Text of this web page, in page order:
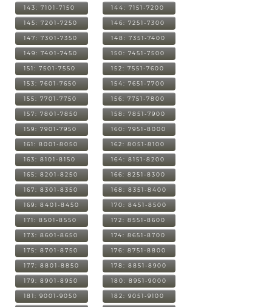
143: 7101-7150 144: 7151-7200
145: 7201-7250 146: 7251-7300
147: 7301-7350 148: 7351-7400
149: 7401-7450 150: 7451-7500
151: 7501-7550 152: 7551-7600
153: 7601-7650 154: 7651-7700
155: 7701-7750 156: 7751-7800
157: 7801-7850 158: 7851-7900
159: 7901-7950 160: 7951-8000
161: 8001-8050 162: 8051-8100
163: 8101-8150 164: 8151-8200
165: 8201-8250 166: 8251-8300
167: 8301-8350 168: 8351-8400
169: 8401-8450 170: 8451-8500
171: 8501-8550 172: 8551-8600
173: 8601-8650 174: 8651-8700
175: 8701-8750 176: 8751-8800
177: 8801-8850 178: 8851-8900
179: 8901-8950 180: 8951-9000
181: 9001-9050 182: 9051-9100